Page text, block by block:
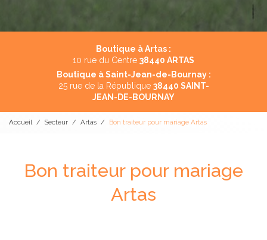
Boutique à Artas :
10 rue du Centre 38440 ARTAS
Boutique à Saint-Jean-de-Bournay :
25 rue de la République 38440 SAINT-
JEAN-DE-BOURNAY
Accueil Secteur Artas Bon traiteur pour mariage Artas
Bon traiteur pour mariage
Artas